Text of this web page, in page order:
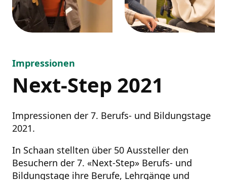
Impressionen
Next-Step 2021
Impressionen der 7. Berufs- und Bildungstage
2021.
In Schaan stellten über 50 Aussteller den
Besuchern der 7. «Next-Step» Berufs- und
Bildungstage ihre Berufe, Lehrgänge und